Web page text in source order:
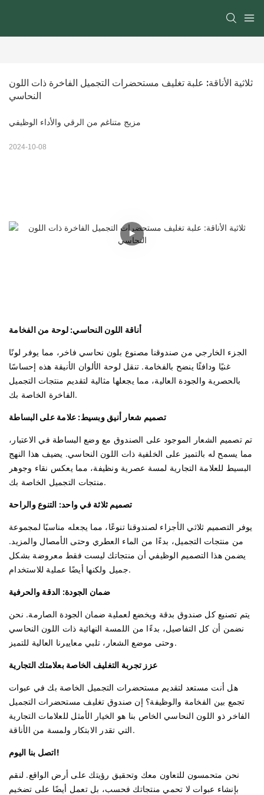
ثلاثية الأناقة: علبة تغليف مستحضرات التجميل الفاخرة ذات اللون
النحاسي
مزيج متناغم من الرقي والأداء الوظيفي
2024-10-08
أناقة اللون النحاسي: لوحة من الفخامة
الجزء الخارجي من صندوقنا مصنوع بلون نحاسي فاخر، مما يوفر لونًا
غنيًا ودافئًا ينضح بالفخامة. تنقل لوحة الألوان الأنيقة هذه إحساسًا
بالحصرية والجودة العالية، مما يجعلها مثالية لتقديم منتجات التجميل
الفاخرة الخاصة بك.
تصميم شعار أنيق وبسيط: علامة على البساطة
تم تصميم الشعار الموجود على الصندوق مع وضع البساطة في الاعتبار،
مما يسمح له بالتميز على الخلفية ذات اللون النحاسي. يضيف هذا النهج
البسيط للعلامة التجارية لمسة عصرية ونظيفة، مما يعكس نقاء وجوهر
منتجات التجميل الخاصة بك.
تصميم ثلاثة في واحد: التنوع والراحة
يوفر التصميم ثلاثي الأجزاء لصندوقنا تنوعًا، مما يجعله مناسبًا لمجموعة
من منتجات التجميل، بدءًا من الماء العطري وحتى الأمصال والمزيد.
يضمن هذا التصميم الوظيفي أن منتجاتك ليست فقط معروضة بشكل
جميل ولكنها أيضًا عملية للاستخدام.
ضمان الجودة: الدقة والحرفية
يتم تصنيع كل صندوق بدقة ويخضع لعملية ضمان الجودة الصارمة. نحن
نضمن أن كل التفاصيل، بدءًا من اللمسة النهائية ذات اللون النحاسي
وحتى موضع الشعار، تلبي معاييرنا العالية للتميز.
عزز تجربة التغليف الخاصة بعلامتك التجارية
هل أنت مستعد لتقديم مستحضرات التجميل الخاصة بك في عبوات
تجمع بين الفخامة والوظيفة؟ إن صندوق تغليف مستحضرات التجميل
الفاخر ذو اللون النحاسي الخاص بنا هو الخيار الأمثل للعلامات التجارية
التي تقدر الابتكار ولمسة من الأناقة.
اتصل بنا اليوم!
نحن متحمسون للتعاون معك وتحقيق رؤيتك على أرض الواقع. لنقم
بإنشاء عبوات لا تحمي منتجاتك فحسب، بل تعمل أيضًا على تضخيم